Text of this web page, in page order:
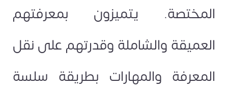
المختصة. يتميزون بمعرفتهم
العميقة والشاملة وقدرتهم على نقل
المعرفة والمهارات بطريقة سلسة